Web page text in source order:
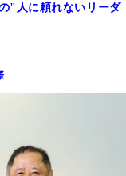
"人に頼れないリーダ